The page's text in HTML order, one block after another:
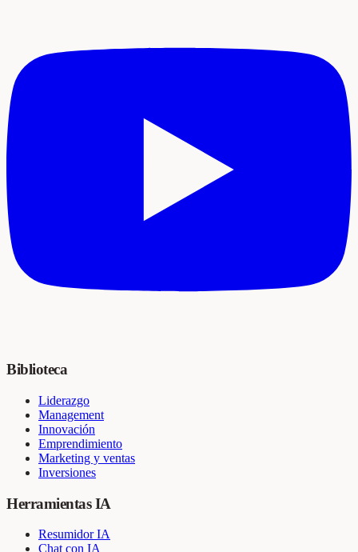
Biblioteca
Liderazgo
Management
Innovación
Emprendimiento
Marketing y ventas
Inversiones
Herramientas IA
Resumidor IA
Chat con IA